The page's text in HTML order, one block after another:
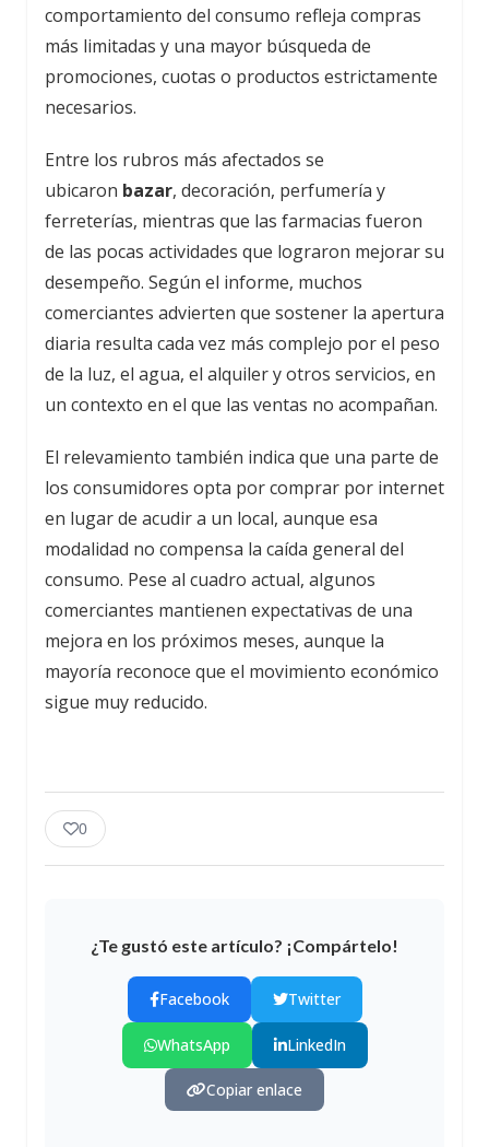
comportamiento del consumo refleja compras
más limitadas y una mayor búsqueda de
promociones, cuotas o productos estrictamente
necesarios.
Entre los rubros más afectados se
ubicaron bazar, decoración, perfumería y
ferreterías, mientras que las farmacias fueron
de las pocas actividades que lograron mejorar su
desempeño. Según el informe, muchos
comerciantes advierten que sostener la apertura
diaria resulta cada vez más complejo por el peso
de la luz, el agua, el alquiler y otros servicios, en
un contexto en el que las ventas no acompañan.
El relevamiento también indica que una parte de
los consumidores opta por comprar por internet
en lugar de acudir a un local, aunque esa
modalidad no compensa la caída general del
consumo. Pese al cuadro actual, algunos
comerciantes mantienen expectativas de una
mejora en los próximos meses, aunque la
mayoría reconoce que el movimiento económico
sigue muy reducido.
0
¿Te gustó este artículo? ¡Compártelo!
Facebook Twitter
WhatsApp LinkedIn
Copiar enlace